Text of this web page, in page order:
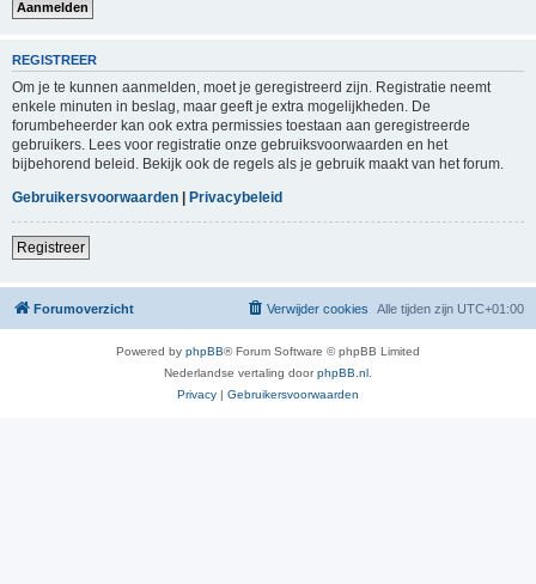
REGISTREER
Om je te kunnen aanmelden, moet je geregistreerd zijn. Registratie neemt
enkele minuten in beslag, maar geeft je extra mogelijkheden. De
forumbeheerder kan ook extra permissies toestaan aan geregistreerde
gebruikers. Lees voor registratie onze gebruiksvoorwaarden en het
bijbehorend beleid. Bekijk ook de regels als je gebruik maakt van het forum.
Gebruikersvoorwaarden
Privacybeleid
Registreer
Forumoverzicht Alle tijden zijn UTC+01:00
Verwijder cookies
Powered by phpBB® Forum Software © phpBB Limited
Nederlandse vertaling doorphpBB.nl.
Privacy | Gebruikersvoorwaarden